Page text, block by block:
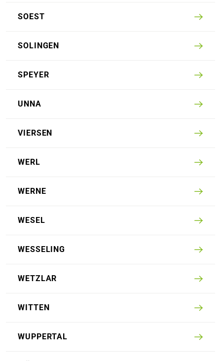
SOEST
SOLINGEN
SPEYER
UNNA
VIERSEN
WERL
WERNE
WESEL
WESSELING
WETZLAR
WITTEN
WUPPERTAL